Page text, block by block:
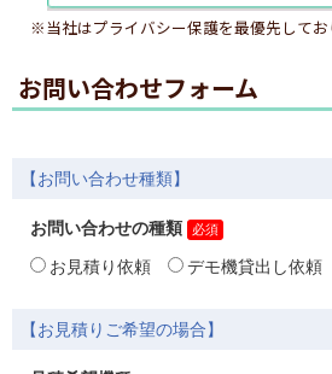
※当社はプライバシー保護を最優先してお
お問い合わせフォーム